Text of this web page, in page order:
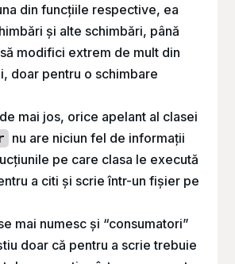
din funcțiile respective, ea
și alte schimbări, până
modifici extrem de mult din
doar pentru o schimbare
mai jos, orice apelant al clasei
nu are niciun fel de informații
pe care clasa le execută
a citi și scrie într-un fișier pe
mai numesc și “consumatori”
doar că pentru a scrie trebuie